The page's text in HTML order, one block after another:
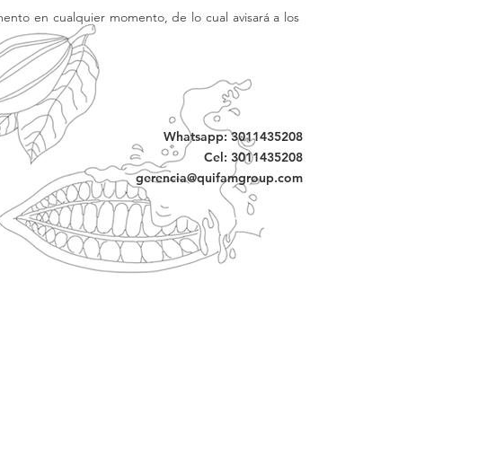
en cualquier momento, de lo cual avisará a los
Whatsapp: 3011435208
Cel: 3011435208
gerencia@quifamgroup.com